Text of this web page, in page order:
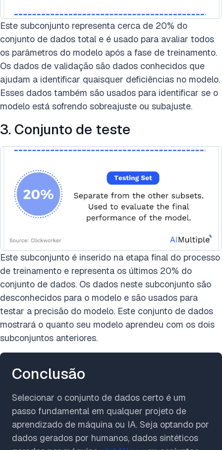
Este subconjunto representa cerca de 20% do
conjunto de dados total e é usado para avaliar todos
os parâmetros do modelo após a fase de treinamento.
Os dados de validação são dados conhecidos que
ajudam a identificar quaisquer deficiências no modelo.
Esses dados também são usados para identificar se o
modelo está sofrendo sobreajuste ou subajuste.
3. Conjunto de teste
Este subconjunto é inserido na etapa final do processo
de treinamento e representa os últimos 20% do
conjunto de dados. Os dados neste subconjunto são
desconhecidos para o modelo e são usados para
testar a precisão do modelo. Este conjunto de dados
mostrará o quanto seu modelo aprendeu com os dois
subconjuntos anteriores.
Conclusão
Selecionar o conjunto de dados certo é um
passo fundamental em qualquer projeto de
aprendizado de máquina ou IA. Seja optando por
dados gerados por humanos, dados sintéticos